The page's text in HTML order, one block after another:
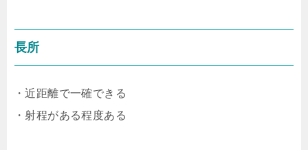
長所
・近距離で一確できる
・射程がある程度ある